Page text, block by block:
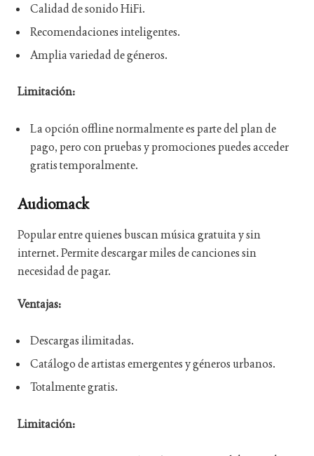
Calidad de sonido HiFi.
Recomendaciones inteligentes.
Amplia variedad de géneros.
Limitación:
La opción offline normalmente es parte del plan de
pago, pero con pruebas y promociones puedes acceder
gratis temporalmente.
Audiomack
Popular entre quienes buscan música gratuita y sin
internet. Permite descargar miles de canciones sin
necesidad de pagar.
Ventajas:
Descargas ilimitadas.
Catálogo de artistas emergentes y géneros urbanos.
Totalmente gratis.
Limitación: